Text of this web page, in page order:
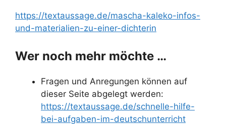
https://textaussage.de/mascha-kaleko-infos-
und-materialien-zu-einer-dichterin
Wer noch mehr möchte …
Fragen und Anregungen können auf
dieser Seite abgelegt werden:
https://textaussage.de/schnelle-hilfe-
bei-aufgaben-im-deutschunterricht